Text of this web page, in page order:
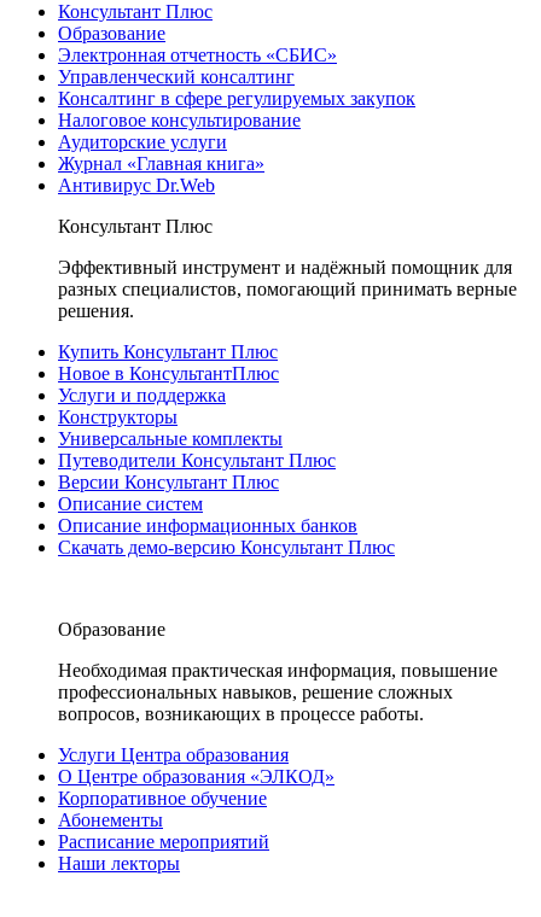
Консультант Плюс
Образование
Электронная отчетность «СБИС»
Управленческий консалтинг
Консалтинг в сфере регулируемых закупок
Налоговое консультирование
Аудиторские услуги
Журнал «Главная книга»
Антивирус Dr.Web
Консультант Плюс
Эффективный инструмент и надёжный помощник для
разных специалистов, помогающий принимать верные
решения.
Купить Консультант Плюс
Новое в КонсультантПлюс
Услуги и поддержка
Конструкторы
Универсальные комплекты
Путеводители Консультант Плюс
Версии Консультант Плюс
Описание систем
Описание информационных банков
Скачать демо-версию Консультант Плюс
Образование
Необходимая практическая информация, повышение
профессиональных навыков, решение сложных
вопросов, возникающих в процессе работы.
Услуги Центра образования
О Центре образования «ЭЛКОД»
Корпоративное обучение
Абонементы
Расписание мероприятий
Наши лекторы